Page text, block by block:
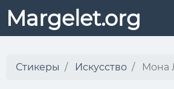
Margelet.org
Стикеры Искусство Мона